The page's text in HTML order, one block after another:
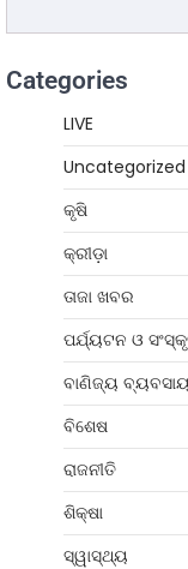
Categories
LIVE
Uncategorized
କୃଷି
କ୍ରୀଡ଼ା
ତାଜା ଖବର
ପର୍ଯ୍ୟଟନ ଓ
ବାଣିଜ୍ୟ ବ୍ୟବସାୟ
ବିଶେଷ
ରାଜନୀତି
ଶିକ୍ଷା
ସ୍ୱାସ୍ଥ୍ୟ